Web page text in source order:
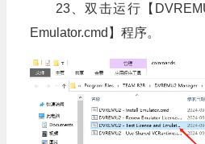
23、双击运行【
Emulator.cmd】程序。